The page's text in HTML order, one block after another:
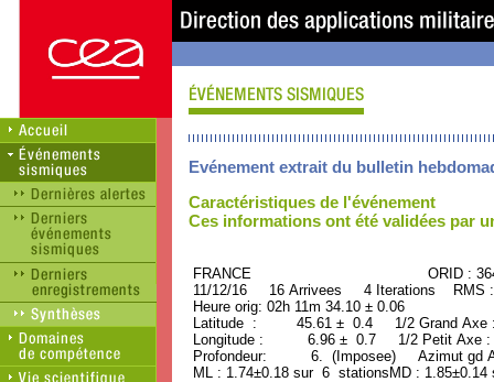
Evénement extrait du bulletin
Caractéristiques de l'événement
Ces informations ont été validées par
FRANCE ORID :
11/12/16 16 Arrivees 4 Iterations RMS
Heure orig: 02h 11m 34.10 ± 0.06
Latitude : 45.61 ± 0.4 1/2 Grand
Longitude : 6.96 ± 0.7 1/2 Petit Axe
Profondeur: 6. (Imposee) Azimut gd
ML : 1.74±0.18 sur 6 stationsMD :